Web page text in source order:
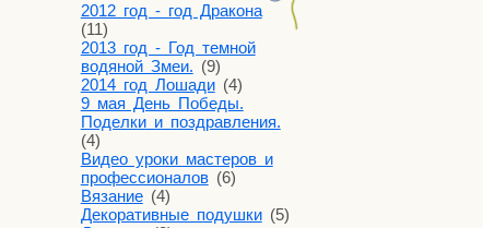
2012 год - год Дракона
(11)
2013 год - Год темной
водяной Змеи. (9)
2014 год Лошади(4)
9 мая День Победы.
Поделки и поздравления.
(4)
Видео уроки мастеров и
профессионалов(6)
Вязание(4)
Декоративные подушки(5)